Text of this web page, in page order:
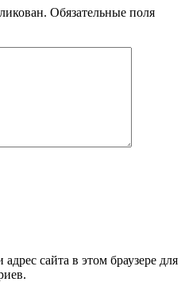
Обязательные поля
сайта в этом браузере для